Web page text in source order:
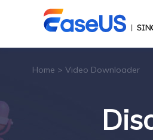
Home > Video Downloader